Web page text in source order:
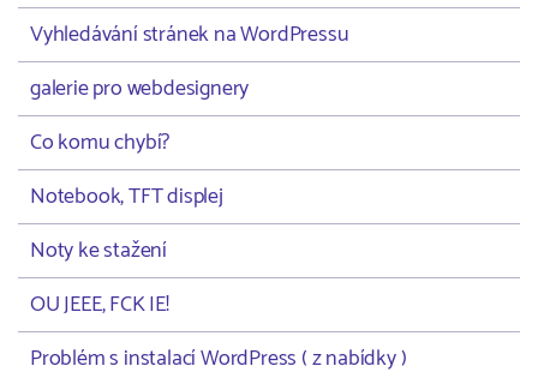
Vyhledávání stránek na WordPressu
galerie pro webdesignery
Co komu chybí?
Notebook, TFT displej
Noty ke stažení
OU JEEE, FCK IE!
Problém s instalací WordPress ( z nabídky )